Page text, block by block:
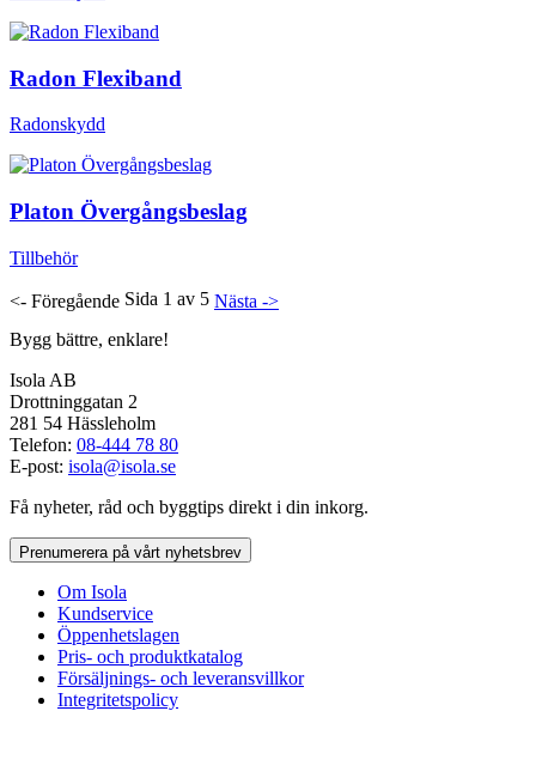
Radon Flexiband
Radonskydd
Platon Övergångsbeslag
Tillbehör
<- Föregående Sida 1 av 5 Nästa ->
Bygg bättre, enklare!
Isola AB
Drottninggatan 2
281 54 Hässleholm
Telefon: 08-444 78 80
E-post: isola@isola.se
Få nyheter, råd och byggtips direkt i din inkorg.
Prenumerera på vårt nyhetsbrev
Om Isola
Kundservice
Öppenhetslagen
Pris- och produktkatalog
Försäljnings- och leveransvillkor
Integritetspolicy